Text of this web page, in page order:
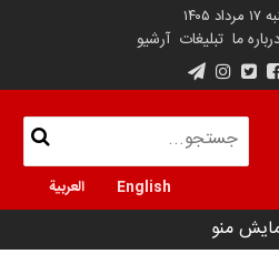
۱۴۰۵
ما تبلیغات آرشیو
English العربية
منو